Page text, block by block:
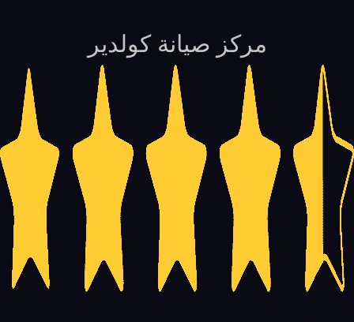
مركز صيانة كولدير